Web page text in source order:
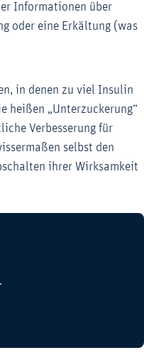
Informationen über
oder eine Erkältung (was
in denen zu viel Insulin
heißen „Unterzuckerung“
Verbesserung für
selbst den
ihrer Wirksamkeit